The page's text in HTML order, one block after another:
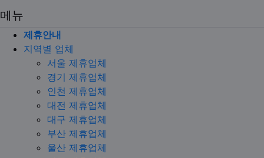
메뉴
제휴안내
지역별 업체
서울 제휴업체
경기 제휴업체
인천 제휴업체
대전 제휴업체
대구 제휴업체
부산 제휴업체
울산 제휴업체